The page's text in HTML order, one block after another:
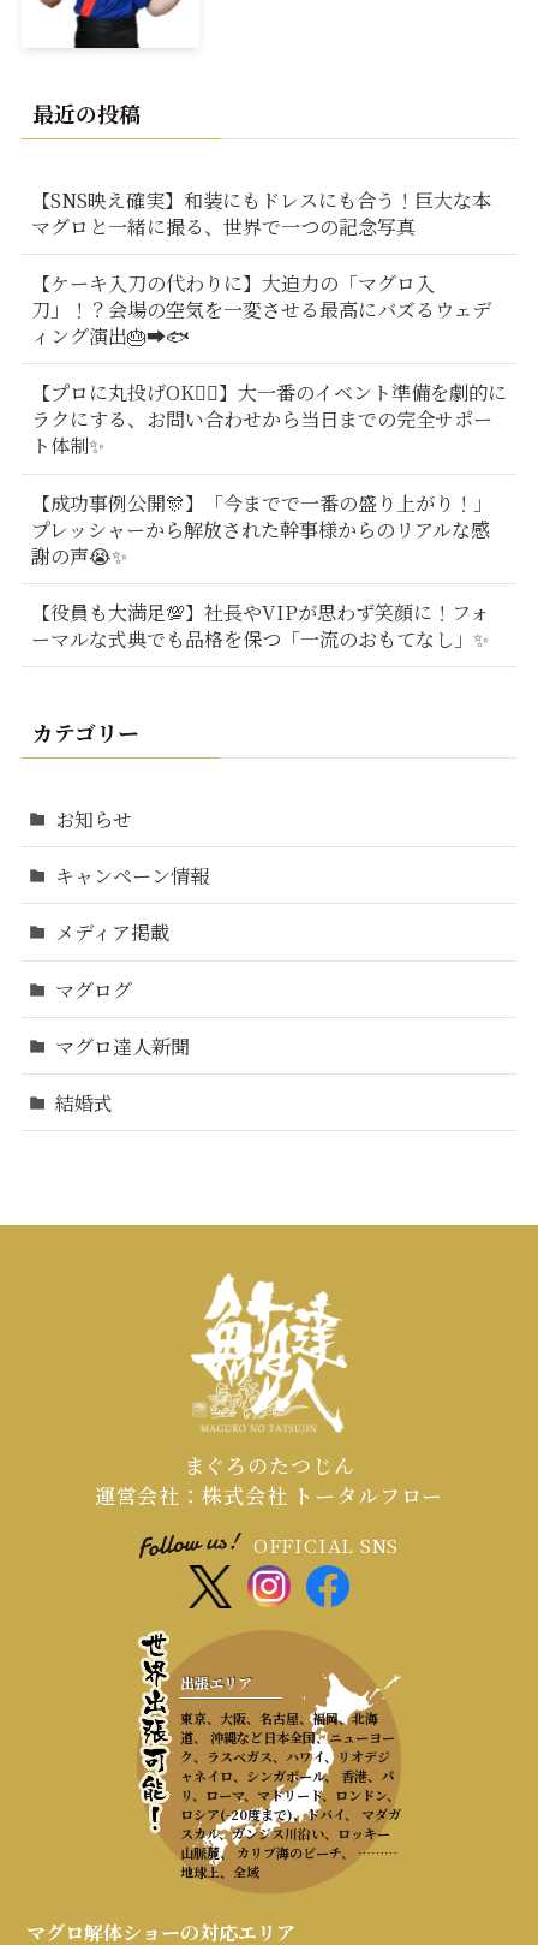
最近の投稿
【SNS映え確実】和装にもドレスにも合う！巨大な本
マグロと一緒に撮る、世界で一つの記念写真
【ケーキ入刀の代わりに】大迫力の「マグロ入
刀」！？会場の空気を一変させる最高にバズるウェデ
ィング演出🎂➡️🐟
【プロに丸投げOK🙆‍♂️】大一番のイベント準備を劇的に
ラクにする、お問い合わせから当日までの完全サポー
ト体制✨
【成功事例公開🎊】「今までで一番の盛り上がり！」
プレッシャーから解放された幹事様からのリアルな感
謝の声😭✨
【役員も大満足💯】社長やVIPが思わず笑顔に！フォ
ーマルな式典でも品格を保つ「一流のおもてなし」✨
カテゴリー
お知らせ
キャンペーン情報
メディア掲載
マグログ
マグロ達人新聞
結婚式
まぐろのたつじん
運営会社：株式会社 トータルフロー
OFFICIAL SNS
出張エリア
東京、大阪、名古屋、福岡、北海
道、 沖縄など日本全国、ニューヨー
ク、ラスベガス、ハワイ、リオデジ
ャネイロ、シンガポール、 香港、パ
リ、ローマ、マドリード、ロンドン、
ロシア(-20度まで)、ドバイ、 マダガ
スカル、ガンジス川沿い、ロッキー
山脈麓、 カリブ海のビーチ、 ………
地球上、全域
マグロ解体ショーの対応エリア